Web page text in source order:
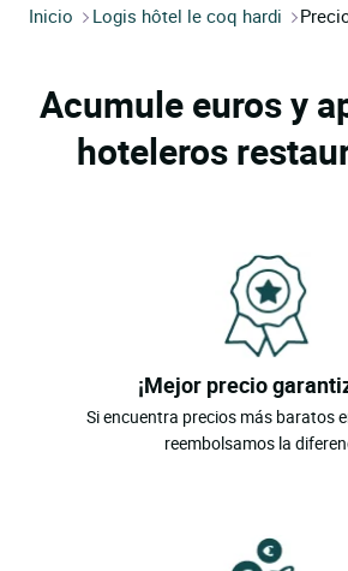
Inicio Logis hôtel le coq hardi
Acumule euros y
hoteleros
¡Mejor precio
Si encuentra precios más baratos
reembolsamos la